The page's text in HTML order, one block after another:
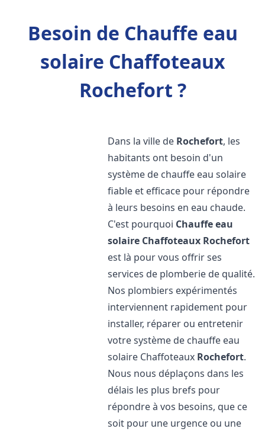
Besoin de Chauffe eau
solaire Chaffoteaux
Rochefort ?
Dans la ville de Rochefort, les
habitants ont besoin d'un
système de chauffe eau solaire
fiable et efficace pour répondre
à leurs besoins en eau chaude.
C'est pourquoi Chauffe eau
solaire Chaffoteaux Rochefort
est là pour vous offrir ses
services de plomberie de qualité.
Nos plombiers expérimentés
interviennent rapidement pour
installer, réparer ou entretenir
votre système de chauffe eau
solaire Chaffoteaux Rochefort.
Nous nous déplaçons dans les
délais les plus brefs pour
répondre à vos besoins, que ce
soit pour une urgence ou une